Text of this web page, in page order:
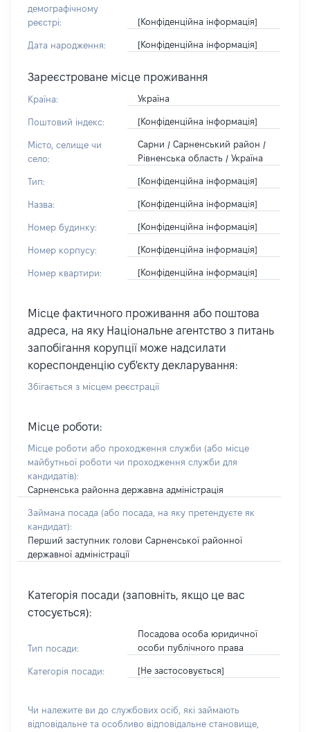
демографічному
реєстрі:
[Конфіденційна інформація]
Дата народження: [Конфіденційна інформація]
Зареєстроване місце проживання
Країна: Україна
Поштовий індекс: [Конфіденційна інформація]
Місто, селище чи
село:
Сарни / Сарненський район /
Рівненська область / Україна
Тип: [Конфіденційна інформація]
Назва: [Конфіденційна інформація]
Номер будинку: [Конфіденційна інформація]
Номер корпусу: [Конфіденційна інформація]
Номер квартири: [Конфіденційна інформація]
Місце фактичного проживання або поштова
адреса, на яку Національне агентство з питань
запобігання корупції може надсилати
кореспонденцію суб'єкту декларування:
Збігається з місцем реєстрації
Місце роботи:
Місце роботи або проходження служби (або місце
майбутньої роботи чи проходження служби для
кандидатів):
Сарненська районна державна адміністрація
Займана посада (або посада, на яку претендуєте як
кандидат):
Перший заступник голови Сарненської районної
державної адміністрації
Категорія посади (заповніть, якщо це вас
стосується):
Тип посади:
Посадова особа юридичної
особи публічного права
Категорія посади: [Не застосовується]
Чи належите ви до службових осіб, які займають
відповідальне та особливо відповідальне становище,